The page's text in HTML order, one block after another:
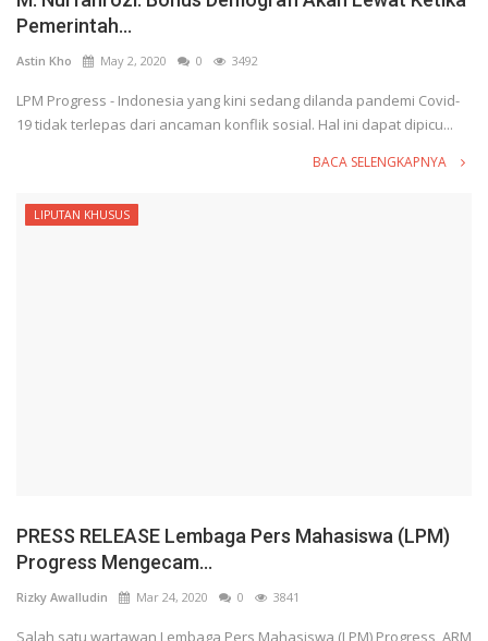
Pemerintah...
Astin Kho May 2, 2020 0 3492
LPM Progress - Indonesia yang kini sedang dilanda pandemi Covid-
19 tidak terlepas dari ancaman konflik sosial. Hal ini dapat dipicu...
BACA SELENGKAPNYA
LIPUTAN KHUSUS
PRESS RELEASE Lembaga Pers Mahasiswa (LPM)
Progress Mengecam...
Rizky Awalludin Mar 24, 2020 0 3841